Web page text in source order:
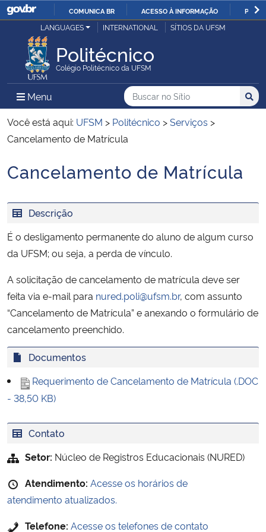
IR
O
COMUNICA BR ACESSO À INFORMAÇÃO
Ministério da Justiça e Segurança Pública
Ministério da Defesa
Ministério das Relações Exteriores
Ministério da Infraestrutura
Ministério da Agricultura, Pecuária e Abastecimento
Ministério da Educação
Ministério da Cidadania
Ministério da Saúde
Ministério de Minas e Energia
Ministério do Meio Ambiente
Ministério do Turismo
Ministério do Desenvolvimento Regional
Controladoria-Geral da União
Ministério da Mulher, da Família e dos Direitos Humanos
LANGUAGES INTERNATIONAL SÍTIOS DA UFSM
Politécnico
Colégio Politécnico da UFSM
Menu Menu Principal do Sítio
Busca
Buscar no no Sítio
Busca:
Você está aqui: UFSM > Politécnico >Serviços >
Cancelamento de Matrícula
Início do conteúdo
Cancelamento de Matrícula
Descrição
É o desligamento permanente do aluno de algum curso
da UFSM; ou seja, a perda de vínculo.
A solicitação de cancelamento de matrícula deve ser
feita via e-mail para nured.poli@ufsm.br, com assunto
“Cancelamento de Matrícula” e anexando o formulário de
cancelamento preenchido.
Documentos
Requerimento de Cancelamento de Matrícula (.DOC
- 38,50 KB)
Contato
Setor: Núcleo de Registros Educacionais (NURED)
Atendimento: Acesse os horários de
atendimento atualizados.
Telefone: Acesse os telefones de contato